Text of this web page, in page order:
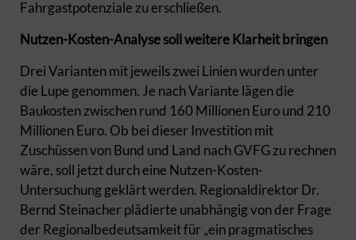
Fahrgastpotenziale zu erschließen.
Nutzen-Kosten-Analyse soll weitere Klarheit bringen
Drei Varianten mit jeweils zwei Linien wurden unter
die Lupe genommen. Je nach Variante lägen die
Baukosten zwischen rund 160 Millionen Euro und 210
Millionen Euro. Ob bei dieser Investition mit
Zuschüssen von Bund und Land nach GVFG zu rechnen
wäre, soll jetzt durch eine Nutzen-Kosten-
Untersuchung geklärt werden. Regionaldirektor Dr.
Bernd Steinacher plädierte unabhängig von der Frage
der Regionalbedeutsamkeit für „ein pragmatisches